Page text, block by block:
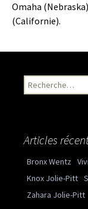
Omaha
(Californie).
Recherche pour :
Articles
Bronx Wentz
Knox Jolie-Pitt
Zahara Jolie-Pitt